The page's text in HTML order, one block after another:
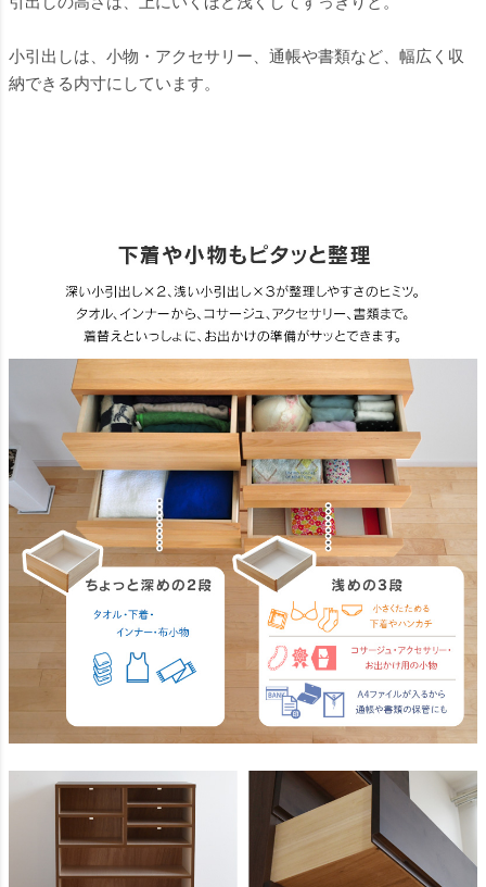
小引出しは、小物・アクセサリー、通帳や書類など、幅広く収
納できる内寸にしています。